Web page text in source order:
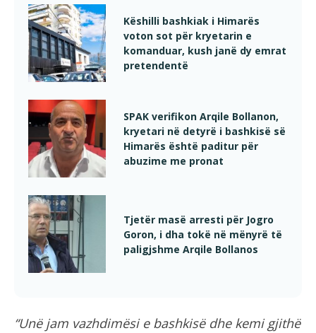
Këshilli bashkiak i Himarës
voton sot për kryetarin e
komanduar, kush janë dy emrat
pretendentë
SPAK verifikon Arqile Bollanon,
kryetari në detyrë i bashkisë së
Himarës është paditur për
abuzime me pronat
Tjetër masë arresti për Jogro
Goron, i dha tokë në mënyrë të
paligjshme Arqile Bollanos
“Unë jam vazhdimësi e bashkisë dhe kemi gjithë